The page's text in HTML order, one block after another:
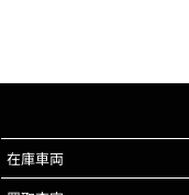
在庫車両